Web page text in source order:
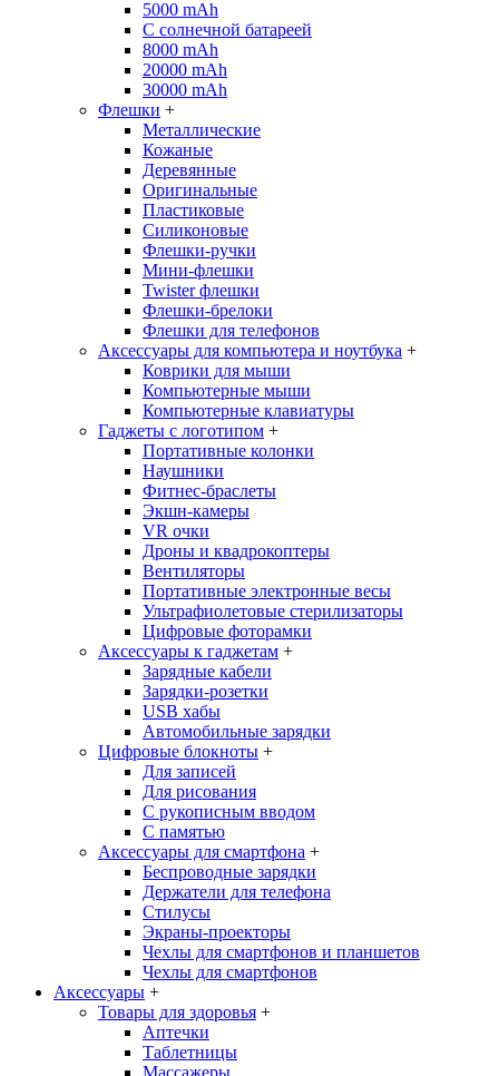
5000 mAh
С солнечной батареей
8000 mAh
20000 mAh
30000 mAh
Флешки +
Металлические
Кожаные
Деревянные
Оригинальные
Пластиковые
Силиконовые
Флешки-ручки
Мини-флешки
Twister флешки
Флешки-брелоки
Флешки для телефонов
Аксессуары для компьютера и ноутбука +
Коврики для мыши
Компьютерные мыши
Компьютерные клавиатуры
Гаджеты с логотипом +
Портативные колонки
Наушники
Фитнес-браслеты
Экшн-камеры
VR очки
Дроны и квадрокоптеры
Вентиляторы
Портативные электронные весы
Ультрафиолетовые стерилизаторы
Цифровые фоторамки
Аксессуары к гаджетам +
Зарядные кабели
Зарядки-розетки
USB хабы
Автомобильные зарядки
Цифровые блокноты +
Для записей
Для рисования
С рукописным вводом
С памятью
Аксессуары для смартфона +
Беспроводные зарядки
Держатели для телефона
Стилусы
Экраны-проекторы
Чехлы для смартфонов и планшетов
Чехлы для смартфонов
Аксессуары +
Товары для здоровья +
Аптечки
Таблетницы
Массажеры